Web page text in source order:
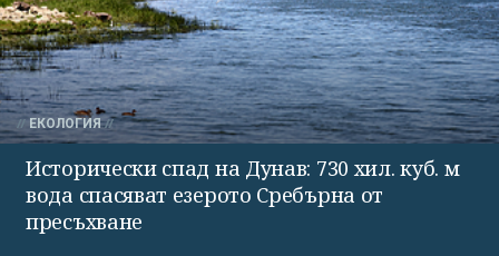
ЕКОЛОГИЯ
Исторически спад на Дунав: 730 хил. куб. м
вода спасяват езерото Сребърна от
пресъхване